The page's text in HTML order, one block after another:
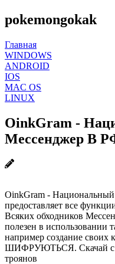
pokemongokak
Главная
WINDOWS
ANDROID
IOS
MAC OS
LINUX
OinkGram -
Мессенджер В
OinkGram -
предоставляет все
Всяких обходников
полезен в использовании
например cоздание своих
ШИФРУЮТЬСЯ. Скачай с
троянов